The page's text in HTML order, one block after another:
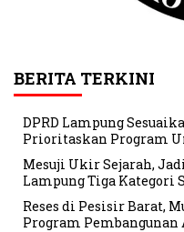
BERITA TERKINI
DPRD Lampung
Prioritaskan Program
Mesuji Ukir Sejarah,
Lampung Tiga Kategori
Reses di Pesisir Barat,
Program Pembangunan